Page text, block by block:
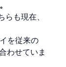
も現在、
を従来の
わせていま